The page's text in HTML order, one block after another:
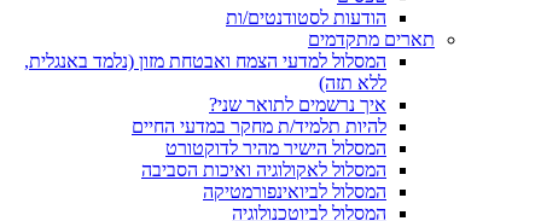
הודעות לסטודנטים/ות
תארים מתקדמים
המסלול למדעי הצמח ואבטחת מזון (נלמד באנגלית,
ללא תזה)
איך נרשמים לתואר שני?
להיות תלמיד/ת מחקר במדעי החיים
המסלול הישיר מהיר לדוקטורט
המסלול לאקולוגיה ואיכות הסביבה
המסלול לביואינפורמטיקה
המסלול לביוטכנולוגיה